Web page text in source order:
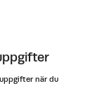
när du